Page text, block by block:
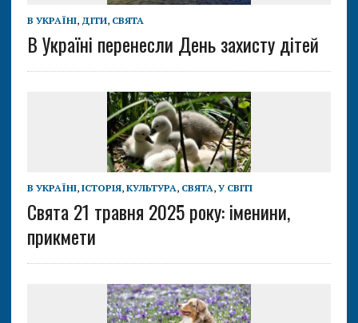
В УКРАЇНІ, ДІТИ, СВЯТА
В Україні перенесли День захисту дітей
В УКРАЇНІ, ІСТОРІЯ, КУЛЬТУРА, СВЯТА, У СВІТІ
Свята 21 травня 2025 року: іменини,
прикмети